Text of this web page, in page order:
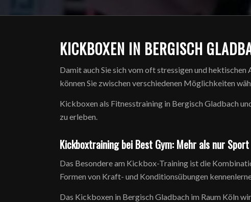
KICKBOXEN IN BERGISCH
Damit auch Sie sich vom oft stressigen und
können Sie zwischen verschiedenen Möglichkeiten
Kickboxen als Fitnesstraining in Bergisch Gladbach
zu erleben.
Kickboxtraining bei Best Gym: Mehr als nur Sport
Das Besondere am Kickbox-Training ist die
Formen von Kraft- und Konditionsübungen
Das Kickboxen in Bergisch Gladbach im Raum Köln